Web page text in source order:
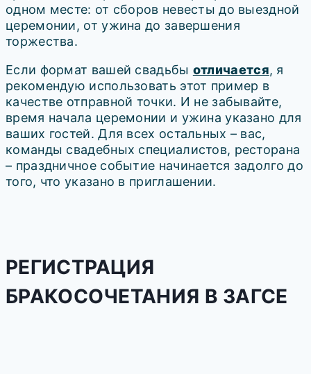
одном месте: от сборов невесты до выездной
церемонии, от ужина до завершения
торжества.
Если формат вашей свадьбы отличается, я
рекомендую использовать этот пример в
качестве отправной точки. И не забывайте,
время начала церемонии и ужина указано для
ваших гостей. Для всех остальных – вас,
команды свадебных специалистов, ресторана
– праздничное событие начинается задолго до
того, что указано в приглашении.
РЕГИСТРАЦИЯ
БРАКОСОЧЕТАНИЯ В ЗАГСЕ